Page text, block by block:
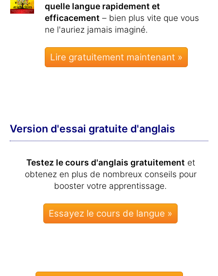
quelle langue rapidement et
efficacement – bien plus vite que vous
ne l'auriez jamais imaginé.
Lire gratuitement maintenant »
Version d'essai gratuite d'anglais
Testez le cours d'anglais gratuitement et
obtenez en plus de nombreux conseils pour
booster votre apprentissage.